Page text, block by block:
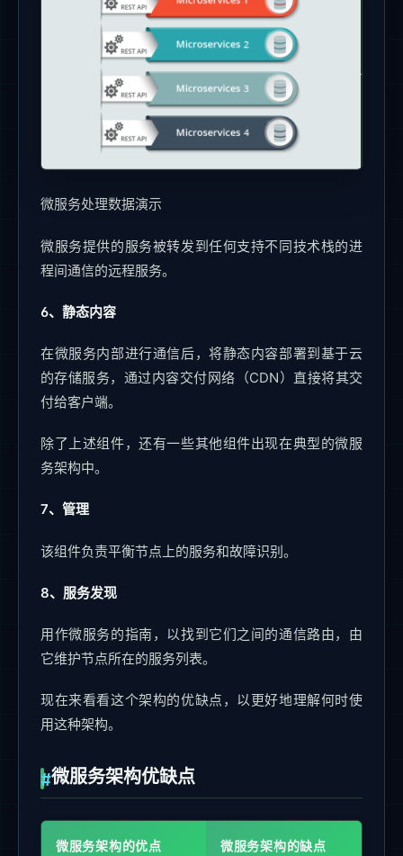
微服务处理数据演示
微服务提供的服务被转发到任何支持不同技术栈的进
程间通信的远程服务。
6、静态内容
在微服务内部进行通信后，将静态内容部署到基于云
的存储服务，通过内容交付网络（CDN）直接将其交
付给客户端。
除了上述组件，还有一些其他组件出现在典型的微服
务架构中。
7、管理
该组件负责平衡节点上的服务和故障识别。
8、服务发现
用作微服务的指南，以找到它们之间的通信路由，由
它维护节点所在的服务列表。
现在来看看这个架构的优缺点，以更好地理解何时使
用这种架构。
微服务架构优缺点
微服务架构的优点 微服务架构的缺点